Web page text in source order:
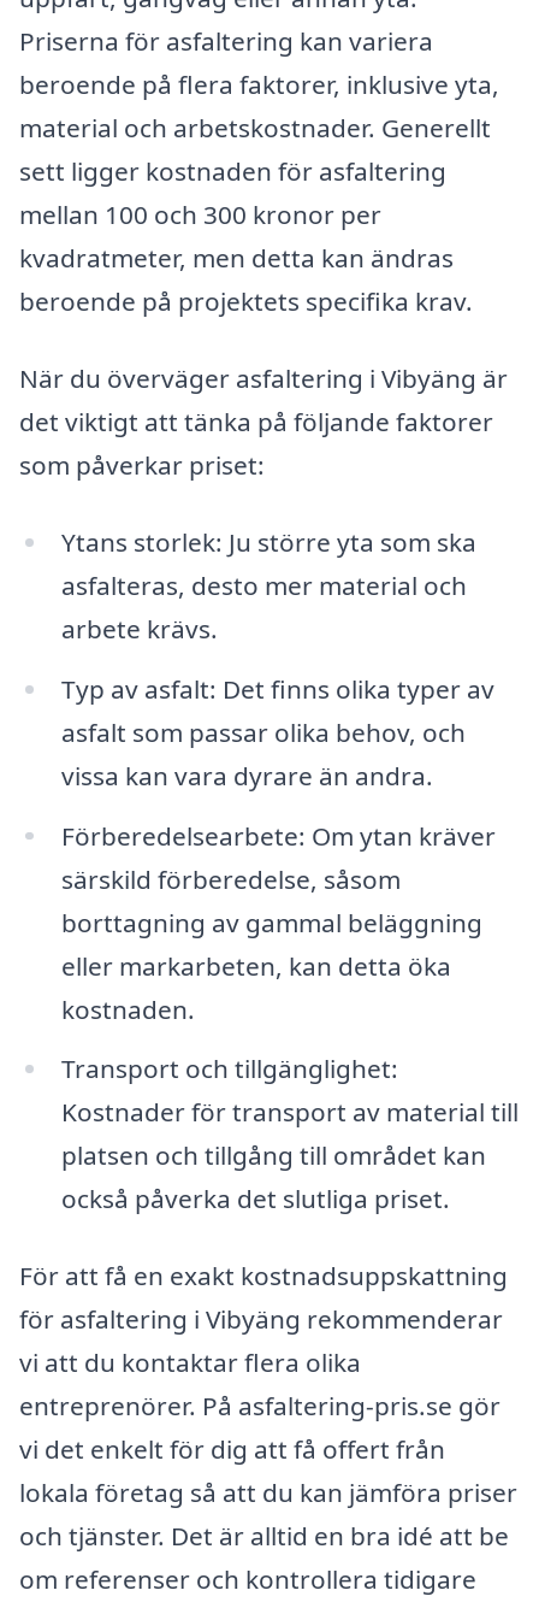
Priserna för asfaltering kan variera
beroende på flera faktorer, inklusive yta,
material och arbetskostnader. Generellt
sett ligger kostnaden för asfaltering
mellan 100 och 300 kronor per
kvadratmeter, men detta kan ändras
beroende på projektets specifika krav.
När du överväger asfaltering i Vibyäng är
det viktigt att tänka på följande faktorer
som påverkar priset:
Ytans storlek: Ju större yta som ska
asfalteras, desto mer material och
arbete krävs.
Typ av asfalt: Det finns olika typer av
asfalt som passar olika behov, och
vissa kan vara dyrare än andra.
Förberedelsearbete: Om ytan kräver
särskild förberedelse, såsom
borttagning av gammal beläggning
eller markarbeten, kan detta öka
kostnaden.
Transport och tillgänglighet:
Kostnader för transport av material till
platsen och tillgång till området kan
också påverka det slutliga priset.
För att få en exakt kostnadsuppskattning
för asfaltering i Vibyäng rekommenderar
vi att du kontaktar flera olika
entreprenörer. På asfaltering-pris.se gör
vi det enkelt för dig att få offert från
lokala företag så att du kan jämföra priser
och tjänster. Det är alltid en bra idé att be
om referenser och kontrollera tidigare